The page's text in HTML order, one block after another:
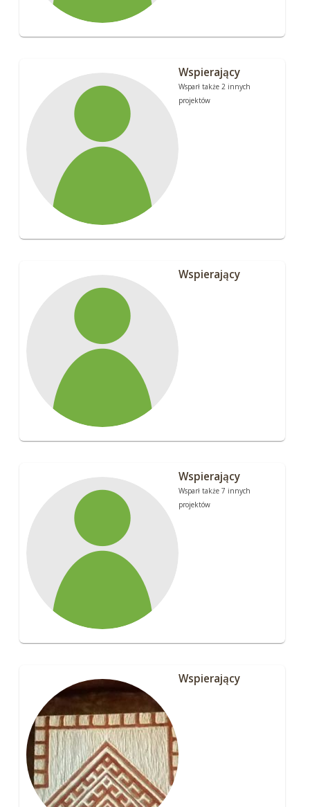
Wspierający
Wsparł także 2 innych
projektów
Wspierający
Wspierający
Wsparł także 7 innych
projektów
Wspierający